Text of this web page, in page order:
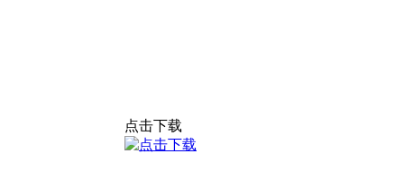
点击下载